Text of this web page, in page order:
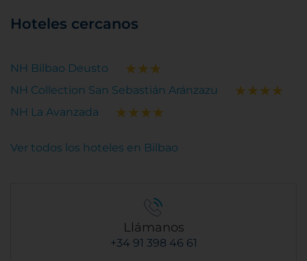
Hoteles cercanos
NH Bilbao Deusto
NH Collection San Sebastián Aránzazu
NH La Avanzada
Ver todos los hoteles en Bilbao
Llámanos
+34 91 398 46 61